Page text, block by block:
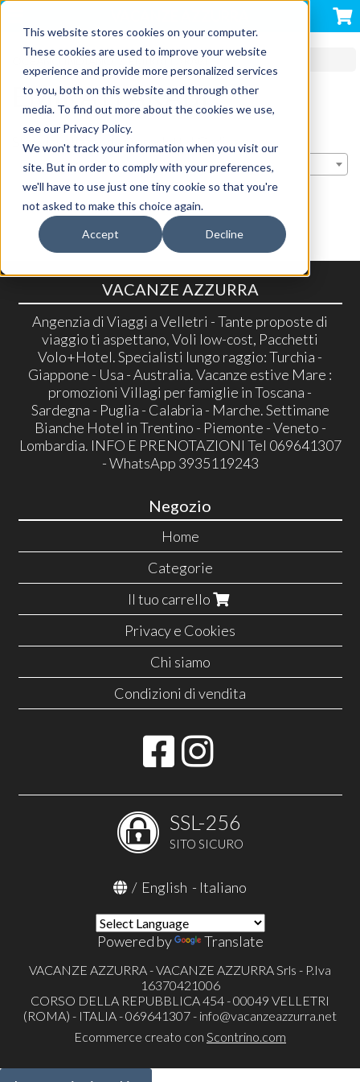
This website stores cookies on your computer.
These cookies are used to improve your website
experience and provide more personalized services
to you, both on this website and through other
media. To find out more about the cookies we use,
see our Privacy Policy.
We won't track your information when you visit our
site. But in order to comply with your preferences,
we'll have to use just one tiny cookie so that you're
not asked to make this choice again.
Accept Decline
EMIRATI ARABI
EMIRATI ARABI
Stai visualizzando 0 prodotti | Ordina per:
Rilevanza
VACANZE AZZURRA
Angenzia di Viaggi a Velletri - Tante proposte di
viaggio ti aspettano, Voli low-cost, Pacchetti
Volo+Hotel. Specialisti lungo raggio: Turchia -
Giappone - Usa - Australia. Vacanze estive Mare :
promozioni Villagi per famiglie in Toscana -
Sardegna - Puglia - Calabria - Marche. Settimane
Bianche Hotel in Trentino - Piemonte - Veneto -
Lombardia. INFO E PRENOTAZIONI Tel 069641307
- WhatsApp 3935119243
Negozio
Home
Categorie
Il tuo carrello
Privacy e Cookies
Chi siamo
Condizioni di vendita
SSL-256
SITO SICURO
/ English - Italiano
Powered by Translate
VACANZE AZZURRA - VACANZE AZZURRA Srls - P.Iva
16370421006
CORSO DELLA REPUBBLICA 454 - 00049 VELLETRI
(ROMA) - ITALIA - 069641307 - info@vacanzeazzurra.net
Ecommerce creato con Scontrino.com